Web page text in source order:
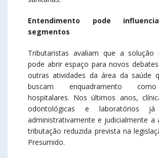
Entendimento pode
segmentos
Tributaristas avaliam que a solução
pode abrir espaço para novos
outras atividades da área da saúde
buscam enquadramento
hospitalares. Nos últimos anos,
odontológicas e laboratórios já
administrativamente e judicialmente a
tributação reduzida prevista na
Presumido.